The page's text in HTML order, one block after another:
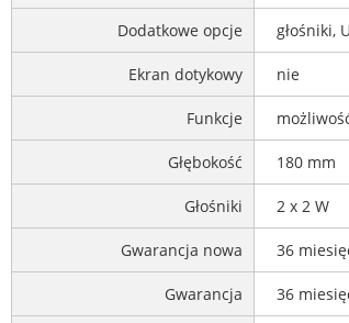
Dodatkowe opcje głośniki,
Ekran dotykowy nie
Funkcje
Głębokość 180 mm
Głośniki 2 x 2 W
Gwarancja nowa 36
Gwarancja 36